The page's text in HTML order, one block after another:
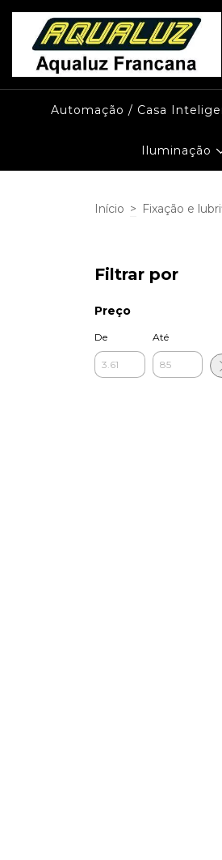
Automação / Casa
Iluminação
Início > Fixação e
Filtrar por
Preço
De Até